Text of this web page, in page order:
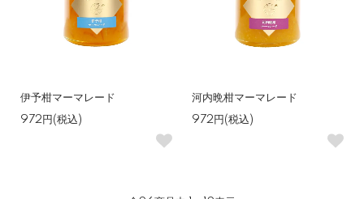
伊予柑マーマレード
972円(税込)
河内晩柑マーマレード
972円(税込)